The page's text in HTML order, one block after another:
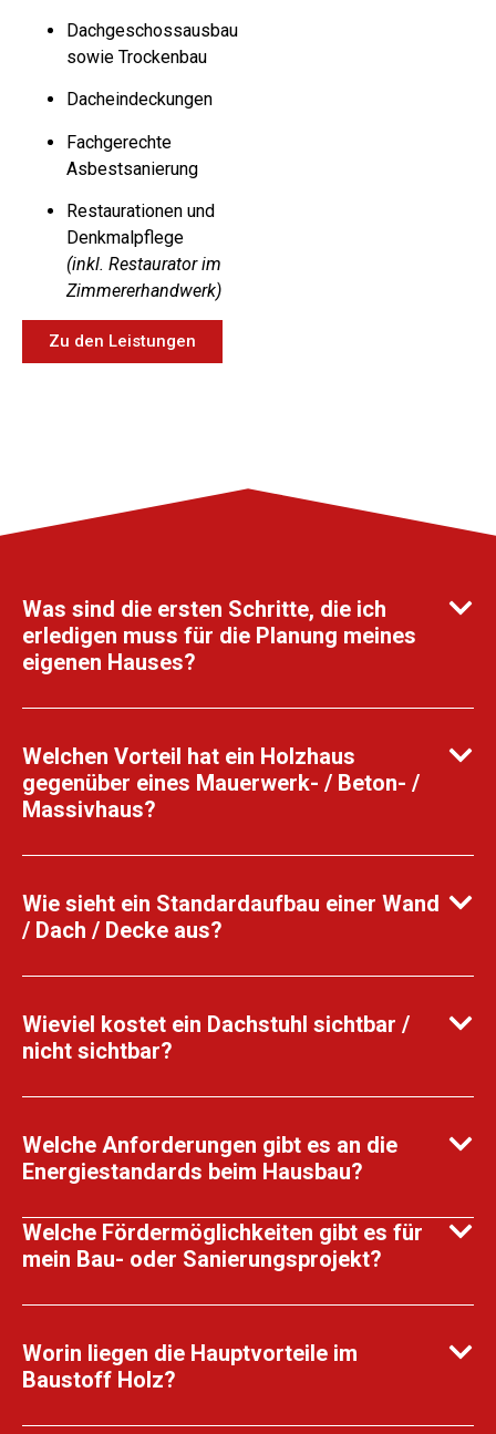
Dachgeschossausbau
sowie Trockenbau
Dacheindeckungen
Fachgerechte
Asbestsanierung
Restaurationen und
Denkmalpflege
(inkl. Restaurator im
Zimmererhandwerk)
Zu den Leistungen
Was sind die ersten Schritte, die ich
erledigen muss für die Planung meines
eigenen Hauses?
Welchen Vorteil hat ein Holzhaus
gegenüber eines Mauerwerk- / Beton- /
Massivhaus?
Wie sieht ein Standardaufbau einer Wand
/ Dach / Decke aus?
Wieviel kostet ein Dachstuhl sichtbar /
nicht sichtbar?
Welche Anforderungen gibt es an die
Energiestandards beim Hausbau?
Welche Fördermöglichkeiten gibt es für
mein Bau- oder Sanierungsprojekt?
Worin liegen die Hauptvorteile im
Baustoff Holz?